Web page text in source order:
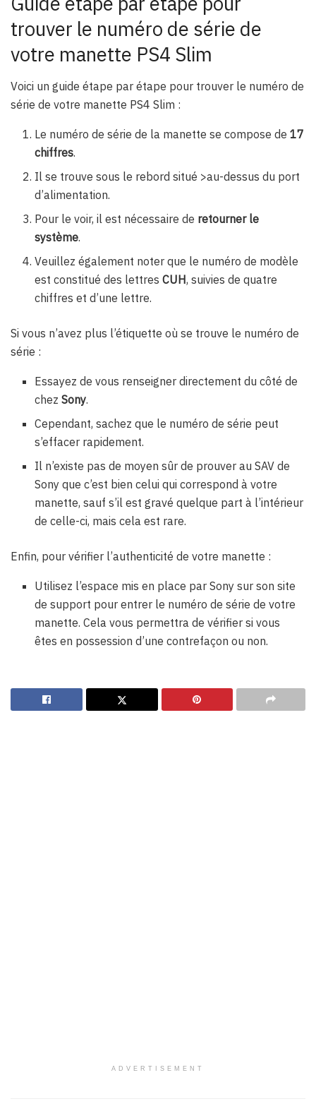
trouver le numéro de série de
votre manette PS4 Slim
Voici un guide étape par étape pour trouver le numéro de
série de votre manette PS4 Slim :
Le numéro de série de la manette se compose de17
chiffres.
Il se trouve sous le rebord situé >au-dessus du port
d’alimentation.
Pour le voir, il est nécessaire de retourner le
système.
Veuillez également noter que le numéro de modèle
est constitué des lettresCUH, suivies de quatre
chiffres et d’une lettre.
Si vous n’avez plus l’étiquette où se trouve le numéro de
série :
Essayez de vous renseigner directement du côté de
chezSony.
Cependant, sachez que le numéro de série peut
s’effacer rapidement.
Il n’existe pas de moyen sûr de prouver au SAV de
Sony que c’est bien celui qui correspond à votre
manette, sauf s’il est gravé quelque part à l’intérieur
de celle-ci, mais cela est rare.
Enfin, pour vérifier l’authenticité de votre manette :
Utilisez l’espace mis en place par Sony sur son site
de support pour entrer le numéro de série de votre
manette. Cela vous permettra de vérifier si vous
êtes en possession d’une contrefaçon ou non.
ADVERTISEMENT